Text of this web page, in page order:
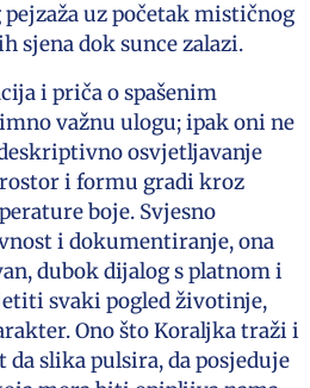
uz početak mističnog
sjena dok sunce zalazi.
i priča o spašenim
važnu ulogu; ipak oni ne
osvjetljavanje
i formu gradi kroz
boje. Svjesno
i dokumentiranje, ona
dubok dijalog s platnom i
svaki pogled životinje,
Ono što Koraljka traži i
da slika pulsira, da posjeduje